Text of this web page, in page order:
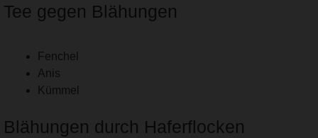
Tee gegen Blähungen
Fenchel
Anis
Kümmel
Blähungen durch Haferflocken